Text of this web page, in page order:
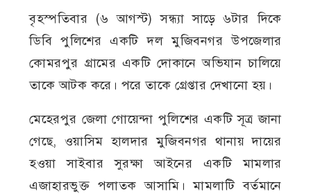
বৃহস্পতিবার (৬ আগস্ট) সন্ধ্যা সাড়ে ৬টার দিকে
ডিবি পুলিশের একটি দল মুজিবনগর উপজেলার
কোমরপুর গ্রামের একটি দোকানে অভিযান চালিয়ে
তাকে আটক করে। পরে তাকে গ্রেপ্তার দেখানো হয়।
মেহেরপুর জেলা গোয়েন্দা পুলিশের একটি সূত্র জানা
গেছে, ওয়াসিম হালদার মুজিবনগর থানায় দায়ের
হওয়া সাইবার সুরক্ষা আইনের একটি মামলার
এজাহারভুক্ত পলাতক আসামি। মামলাটি বর্তমানে